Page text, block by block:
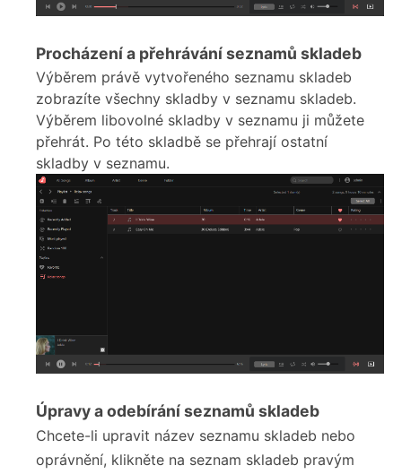
Procházení a přehrávání seznamů skladeb
Výběrem právě vytvořeného seznamu skladeb
zobrazíte všechny skladby v seznamu skladeb.
Výběrem libovolné skladby v seznamu ji můžete
přehrát. Po této skladbě se přehrají ostatní
skladby v seznamu.
Úpravy a odebírání seznamů skladeb
Chcete-li upravit název seznamu skladeb nebo
oprávnění, klikněte na seznam skladeb pravým